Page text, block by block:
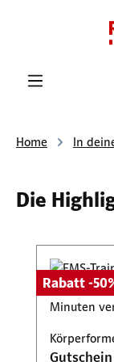
Zum Hauptinhalt
Home In
Die
Rabatt -